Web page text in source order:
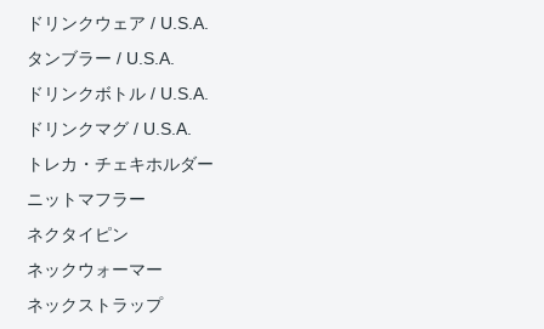
ドリンクウェア / U.S.A.
タンブラー / U.S.A.
ドリンクボトル / U.S.A.
ドリンクマグ / U.S.A.
トレカ・チェキホルダー
ニットマフラー
ネクタイピン
ネックウォーマー
ネックストラップ